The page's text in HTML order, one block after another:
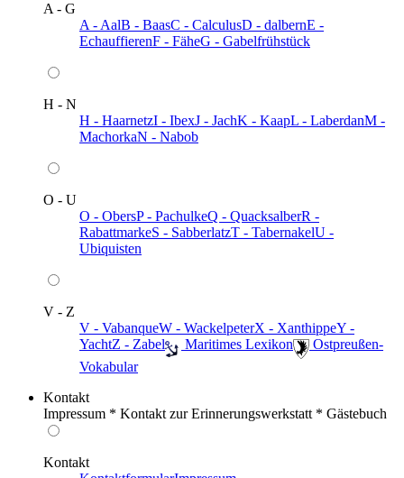
A - G
A - AalB - BaasC - CalculusD - dalbernE -
EchauffierenF - FäheG - Gabelfrühstück
H - N
H - HaarnetzI - IbexJ - JachK - KaapL - LaberdanM -
MachorkaN - Nabob
O - U
O - ObersP - PachulkeQ - QuacksalberR -
RabattmarkeS - SabberlatzT - TabernakelU -
Ubiquisten
V - Z
V - VabanqueW - WackelpeterX - XanthippeY -
YachtZ - Zabel ️ Maritimes Lexikon
️ Ostpreußen-
Vokabular
Kontakt
Impressum * Kontakt zur Erinnerungswerkstatt * Gästebuch
Kontakt